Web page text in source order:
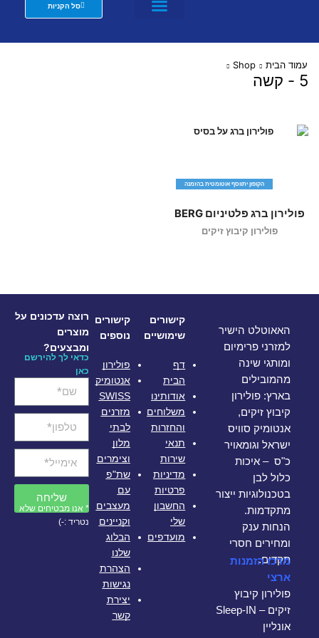
סל הקניות
עמוד הבית Shop
5 - קשה
הקופון יתווסף אוטומטית בהזמנה
פולירון ברג פלטיניום BERG
פולירון קיבוץ זיקים
האאוטלט הישיר
למזרני פרימיום
ומותגי שינה
מהמובילים
בארץ: פולירון
קיבוץ זיקים,
אנטומיק סוויס
ישראל וגומאויר
כ"ס – איכות
כלול לבן
בטכנולוגיות ייצור
מתקדמות.
הנחות ענק
ומחירים חסרי
תקדים.
מרכז הזמנות
ארצי
פולירון קיבוץ
זיקים – Sleep-IN
אונליין
קישורים
שימושיים
דף
הבית
אודותינו
משלוחים
והחזרות
תנאי
שירות
מדיניות
פרטיות
החשבון
שלי
מועדפים
קישורים
נוספים
פולירון
אנטומיק
SWISS
מזרנים
לבתי
מלון
וצימרים
שת"פ
עם
מעצבים
וקניינים
הבלוג
שלנו
הצהרת
נגישות
יצירת
קשר
רוצה עדכונים על
מוצרים
ומבצעים?
כדאי לך להירשם
כאן
שליחה
* אנו מבטיחים שלא
נטריד :-)